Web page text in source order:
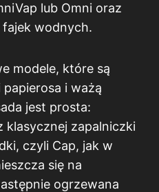
lub Omni oraz
wodnych.
modele, które są
i ważą
jest prosta:
klasycznej zapalniczki
czyli Cap, jak w
się na
ogrzewana